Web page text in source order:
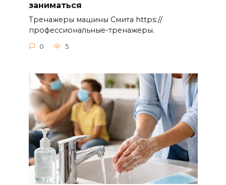
заниматься
Тренажеры машины Смита https://
профессиональные-тренажеры.
0 5